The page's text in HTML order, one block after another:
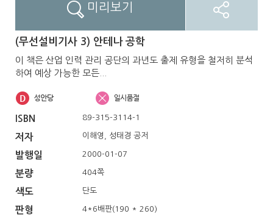
미리보기
(무선설비기사 3) 안테나 공학
이 책은 산업 인력 관리 공단의 과년도 출제 유형을 철저히 분석
하여 예상 가능한 모든...
ISBN 89-315-3114-1
저자 이해영, 성태경 공저
발행일 2000-01-07
분량 404쪽
색도 단도
판형 4*6배판(190 * 260)